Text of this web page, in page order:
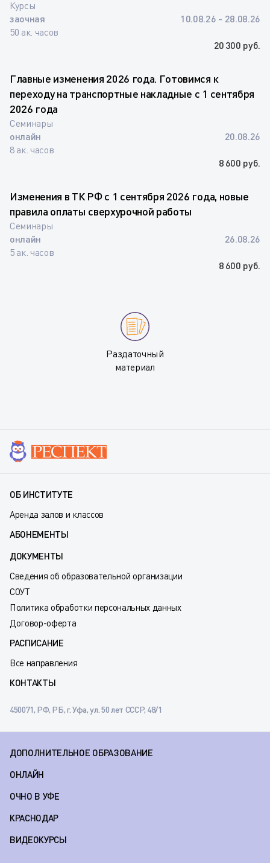
Курсы
заочная
50 ак. часов
10.08.26 - 28.08.26
20 300 руб.
Главные изменения 2026 года. Готовимся к
переходу на транспортные накладные с 1 сентября
2026 года
Семинары
онлайн
8 ак. часов
20.08.26
8 600 руб.
Изменения в ТК РФ с 1 сентября 2026 года, новые
правила оплаты сверхурочной работы
Семинары
онлайн
5 ак. часов
26.08.26
8 600 руб.
Раздаточный
материал
ОБ ИНСТИТУТЕ
Аренда залов и классов
АБОНЕМЕНТЫ
ДОКУМЕНТЫ
Сведения об образовательной организации
СОУТ
Политика обработки персональных данных
Договор-оферта
РАСПИСАНИЕ
Все направления
КОНТАКТЫ
450071, РФ, РБ, г. Уфа, ул. 50 лет СССР, 48/1
ДОПОЛНИТЕЛЬНОЕ ОБРАЗОВАНИЕ
ОНЛАЙН
ОЧНО В УФЕ
КРАСНОДАР
ВИДЕОКУРСЫ